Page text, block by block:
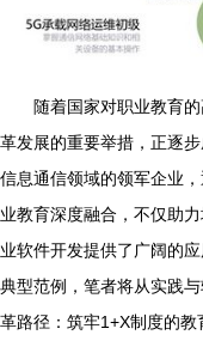
随着国家对职业教育
革发展的重要举措，正逐
信息通信领域的领军企业
业教育深度融合，不仅助
业软件开发提供了广阔的
典型范例，笔者将从实践
革路径：筑牢1+X制度的